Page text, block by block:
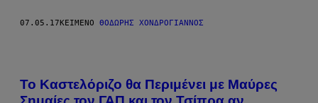
07.05.17 ΚΕΊΜΕΝΟ ΘΟΔΩΡΉΣ ΧΟΝΔΡΌΓΙΑΝΝΟΣ
Το Καστελόριζο θα Περιμένει με Μαύρες